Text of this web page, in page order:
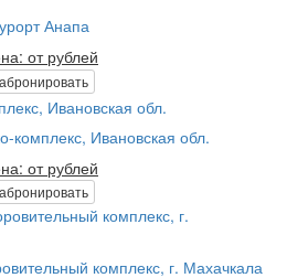
Анапа
от рублей
комплекс, Ивановская обл.
от рублей
комплекс, г. Махачкала